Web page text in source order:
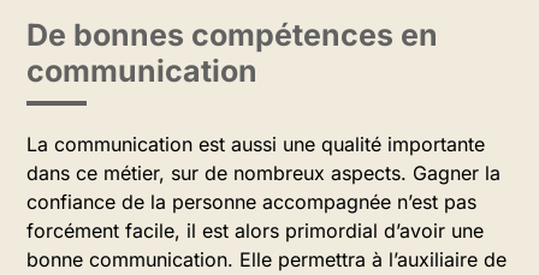
De bonnes compétences en
communication
La communication est aussi une qualité importante
dans ce métier, sur de nombreux aspects. Gagner la
confiance de la personne accompagnée n’est pas
forcément facile, il est alors primordial d’avoir une
bonne communication. Elle permettra à l’auxiliaire de